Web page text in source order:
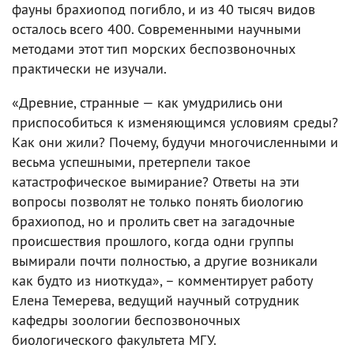
фауны брахиопод погибло, и из 40 тысяч видов
осталось всего 400. Современными научными
методами этот тип морских беспозвоночных
практически не изучали.
«Древние, странные — как умудрились они
приспособиться к изменяющимся условиям среды?
Как они жили? Почему, будучи многочисленными и
весьма успешными, претерпели такое
катастрофическое вымирание? Ответы на эти
вопросы позволят не только понять биологию
брахиопод, но и пролить свет на загадочные
происшествия прошлого, когда одни группы
вымирали почти полностью, а другие возникали
как будто из ниоткуда», – комментирует работу
Елена Темерева, ведущий научный сотрудник
кафедры зоологии беспозвоночных
биологического факультета МГУ.